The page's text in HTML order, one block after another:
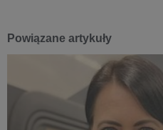
Powiązane artykuły